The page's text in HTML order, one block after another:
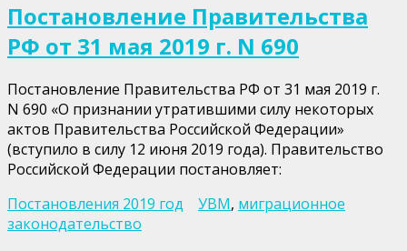
Постановление Правительства
РФ от 31 мая 2019 г. N 690
Постановление Правительства РФ от 31 мая 2019 г.
N 690 «О признании утратившими силу некоторых
актов Правительства Российской Федерации»
(вступило в силу 12 июня 2019 года). Правительство
Российской Федерации постановляет:
Постановления 2019 год
УВМ, миграционное
законодательство